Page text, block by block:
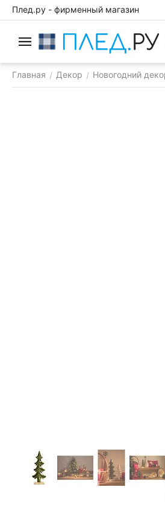
Плед.ру - фирменный магазин
Главная / Декор / Новогодний